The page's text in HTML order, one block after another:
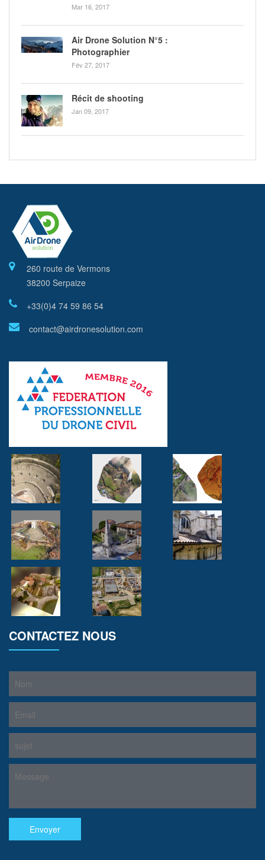
Mar 16, 2017
Air Drone Solution N°5 :
Photographier
Fév 27, 2017
Récit de shooting
Jan 09, 2017
260 route de Vermons
38200 Serpaize
+33(0)4 74 59 86 54
contact@airdronesolution.com
CONTACTEZ NOUS